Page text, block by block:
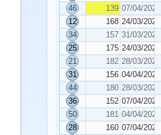
46
139 07/04/2023
12
168 24/03/2023
34
157 31/03/2023
25
175 24/03/2023
21
182 28/03/2023
31
156 04/04/2023
44
180 28/03/2023
36
152 07/04/2023
50
181 04/04/2023
28
160 07/04/2023